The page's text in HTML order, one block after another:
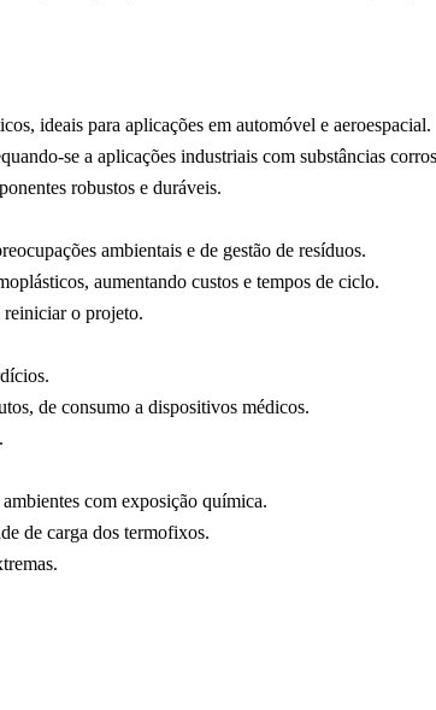
ideais para aplicações em automóvel e aeroespacial.
se a aplicações industriais com substâncias
robustos e duráveis.
ambientais e de gestão de resíduos.
aumentando custos e tempos de ciclo.
reiniciar o projeto.
de consumo a dispositivos médicos.
com exposição química.
de carga dos termofixos.